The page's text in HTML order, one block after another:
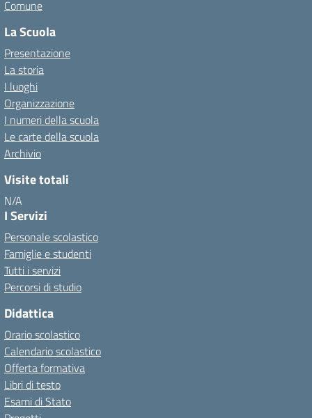
Comune
La Scuola
Presentazione
La storia
I luoghi
Organizzazione
I numeri della scuola
Le carte della scuola
Archivio
Visite totali
N/A
I Servizi
Personale scolastico
Famiglie e studenti
Tutti i servizi
Percorsi di studio
Didattica
Orario scolastico
Calendario scolastico
Offerta formativa
Libri di testo
Esami di Stato